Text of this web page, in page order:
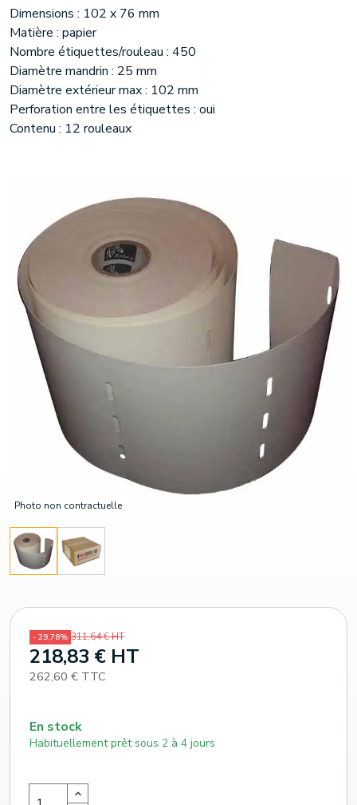
Photo non contractuelle
Dimensions : 102 x 76 mm
Matière : papier
Nombre étiquettes/rouleau : 450
Diamètre mandrin : 25 mm
Diamètre extérieur max : 102 mm
Perforation entre les étiquettes : oui
Contenu : 12 rouleaux
- 29,78% 311,64 € HT
218,83 € HT
262,60 € TTC
En stock
Habituellement prêt sous 2 à 4 jours